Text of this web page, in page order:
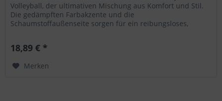
Volleyball, der ultimativen Mischung aus Komfort und Stil.
Die gedämpften Farbakzente und die
Schaumstoffaußenseite sorgen für ein reibungsloses,
18,89 € *
Merken